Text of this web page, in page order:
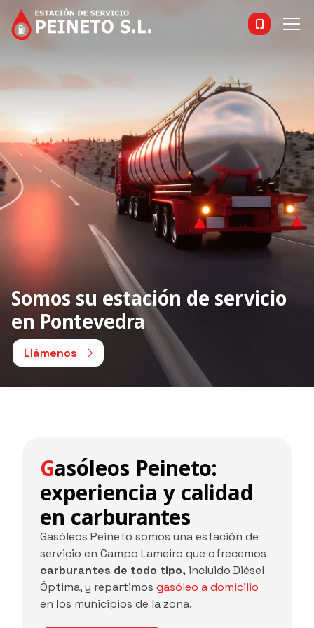
Somos su estación de servicio
en Pontevedra
Llámenos
Gasóleos Peineto:
experiencia y calidad
en carburantes
Gasóleos Peineto somos una estación de
servicio en Campo Lameiro que ofrecemos
carburantes de todo tipo,incluido Diésel
Óptima, y repartimos gasóleo a domicilio
en los municipios de la zona.